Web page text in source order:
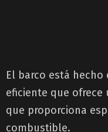
El barco está
eficiente que
que proporciona
combustible.